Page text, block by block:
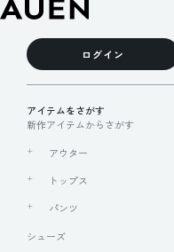
ログイン
アイテムをさがす
新作アイテムからさがす
アウター
トップス
パンツ
シューズ